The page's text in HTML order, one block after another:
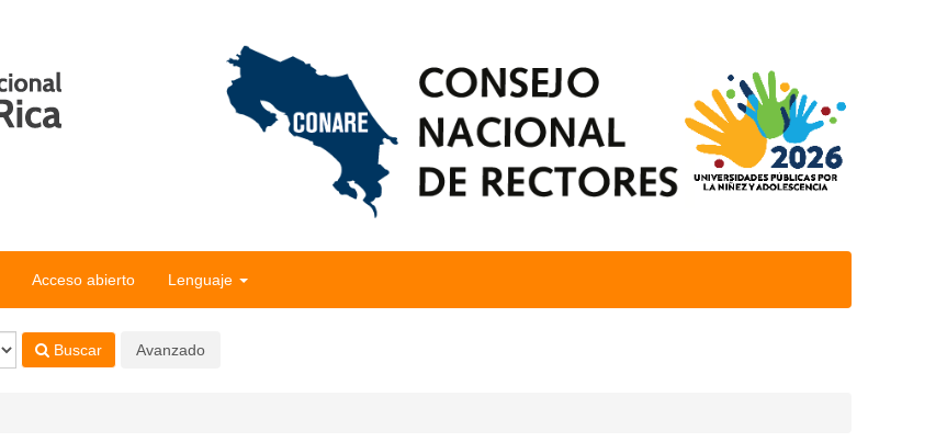
Acceso abierto Lenguaje
Buscar Avanzado